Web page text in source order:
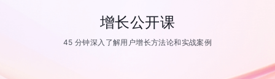
增长公开课
45 分钟深入了解用户增长方法论和实战案例